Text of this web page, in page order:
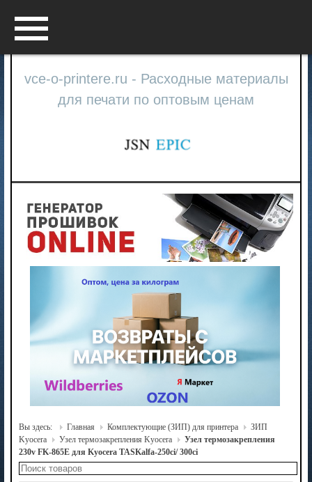
vce-o-printere.ru - Расходные материалы
для печати по оптовым ценам
Вы здесь: Главная Комплектующие (ЗИП) для принтера
ЗИП
Kyocera
Узел термозакрепления Kyocera
Узел термозакрепления
230v FK-865E для Kyocera TASKalfa-250ci/ 300ci